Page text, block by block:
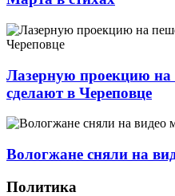
Лазерную проекцию на
сделают в Череповце
Вологжане сняли на
Политика